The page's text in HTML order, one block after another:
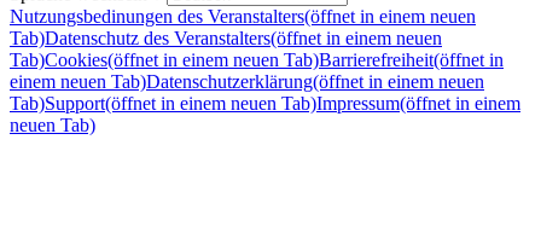
Nutzungsbedinungen des Veranstalters(öffnet in einem neuen
Tab)Datenschutz des Veranstalters(öffnet in einem neuen
Tab)Cookies(öffnet in einem neuen Tab)Barrierefreiheit(öffnet in
einem neuen Tab)Datenschutzerklärung(öffnet in einem neuen
Tab)Support(öffnet in einem neuen Tab)Impressum(öffnet in einem
neuen Tab)